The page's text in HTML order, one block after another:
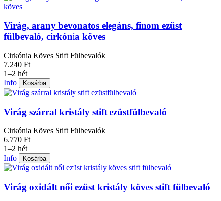
Virág, arany bevonatos elegáns, finom ezüst
fülbevaló, cirkónia köves
Cirkónia Köves Stift Fülbevalók
7.240 Ft
1–2 hét
Info
Kosárba
Virág szárral kristály stift ezüstfülbevaló
Cirkónia Köves Stift Fülbevalók
6.770 Ft
1–2 hét
Info
Kosárba
Virág oxidált női ezüst kristály köves stift fülbevaló